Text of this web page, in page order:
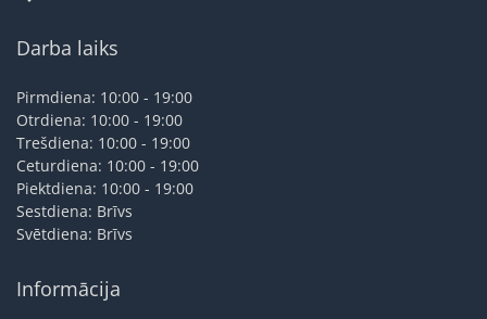
Darba laiks
Pirmdiena: 10:00 - 19:00
Otrdiena: 10:00 - 19:00
Trešdiena: 10:00 - 19:00
Ceturdiena: 10:00 - 19:00
Piektdiena: 10:00 - 19:00
Sestdiena: Brīvs
Svētdiena: Brīvs
Informācija